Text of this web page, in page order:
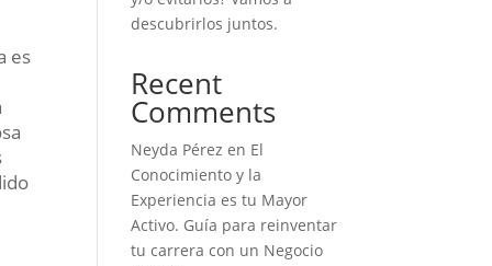
es
descubrirlos juntos.
Recent
Comments
Neyda Pérez en El
Conocimiento y la
Experiencia es tu Mayor
Activo. Guía para reinventar
tu carrera con un Negocio